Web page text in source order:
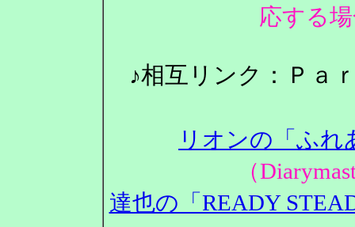
応する
♪相互リンク：Ｐａ
リオンの「ふ
（
達也の「READY